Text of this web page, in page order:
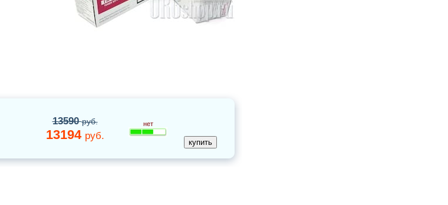
13590руб.
13194 руб.
нет